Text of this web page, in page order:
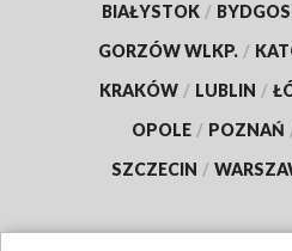
BIAŁYSTOK /
GORZÓW WLKP. /
KRAKÓW / LUBLIN /
OPOLE / POZNAŃ
SZCZECIN /